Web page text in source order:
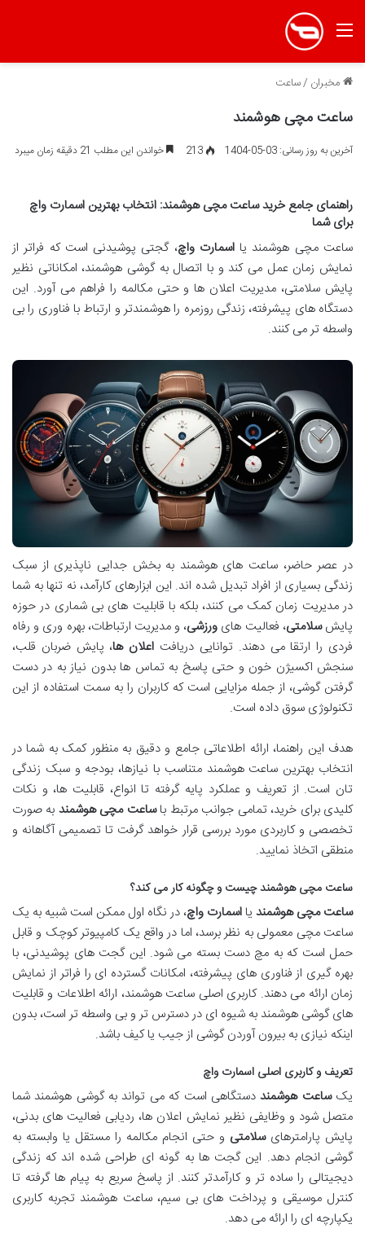
منو
مخبران /ساعت
ساعت مچی هوشمند
آخرین به روز رسانی: 03-05-1404 213 خواندن این مطلب 21 دقیقه زمان میبرد
راهنمای جامع خرید ساعت مچی هوشمند: انتخاب بهترین اسمارت واچ
برای شما
ساعت مچی هوشمند یااسمارت واچ، گجتی پوشیدنی است که فراتر از
نمایش زمان عمل می کند و با اتصال به گوشی هوشمند، امکاناتی نظیر
پایش سلامتی، مدیریت اعلان ها و حتی مکالمه را فراهم می آورد. این
دستگاه های پیشرفته، زندگی روزمره را هوشمندتر و ارتباط با فناوری را بی
واسطه تر می کنند.
در عصر حاضر، ساعت های هوشمند به بخش جدایی ناپذیری از سبک
زندگی بسیاری از افراد تبدیل شده اند. این ابزارهای کارآمد، نه تنها به شما
در مدیریت زمان کمک می کنند، بلکه با قابلیت های بی شماری در حوزه
پایشسلامتی، فعالیت های ورزشی، و مدیریت ارتباطات، بهره وری و رفاه
فردی را ارتقا می دهند. توانایی دریافت اعلان ها، پایش ضربان قلب،
سنجش اکسیژن خون و حتی پاسخ به تماس ها بدون نیاز به در دست
گرفتن گوشی، از جمله مزایایی است که کاربران را به سمت استفاده از این
تکنولوژی سوق داده است.
هدف این راهنما، ارائه اطلاعاتی جامع و دقیق به منظور کمک به شما در
انتخاب بهترین ساعت هوشمند متناسب با نیازها، بودجه و سبک زندگی
تان است. از تعریف و عملکرد پایه گرفته تا انواع، قابلیت ها، و نکات
کلیدی برای خرید، تمامی جوانب مرتبط باساعت مچی هوشمند به صورت
تخصصی و کاربردی مورد بررسی قرار خواهد گرفت تا تصمیمی آگاهانه و
منطقی اتخاذ نمایید.
ساعت مچی هوشمند چیست و چگونه کار می کند؟
ساعت مچی هوشمند یااسمارت واچ، در نگاه اول ممکن است شبیه به یک
ساعت مچی معمولی به نظر برسد، اما در واقع یک کامپیوتر کوچک و قابل
حمل است که به مچ دست بسته می شود. این گجت های پوشیدنی، با
بهره گیری از فناوری های پیشرفته، امکانات گسترده ای را فراتر از نمایش
زمان ارائه می دهند. کاربری اصلی ساعت هوشمند، ارائه اطلاعات و قابلیت
های گوشی هوشمند به شیوه ای در دسترس تر و بی واسطه تر است، بدون
اینکه نیازی به بیرون آوردن گوشی از جیب یا کیف باشد.
تعریف و کاربری اصلی اسمارت واچ
یکساعت هوشمنددستگاهی است که می تواند به گوشی هوشمند شما
متصل شود و وظایفی نظیر نمایش اعلان ها، ردیابی فعالیت های بدنی،
پایش پارامترهایسلامتی و حتی انجام مکالمه را مستقل یا وابسته به
گوشی انجام دهد. این گجت ها به گونه ای طراحی شده اند که زندگی
دیجیتالی را ساده تر و کارآمدتر کنند. از پاسخ سریع به پیام ها گرفته تا
کنترل موسیقی و پرداخت های بی سیم، ساعت هوشمند تجربه کاربری
یکپارچه ای را ارائه می دهد.